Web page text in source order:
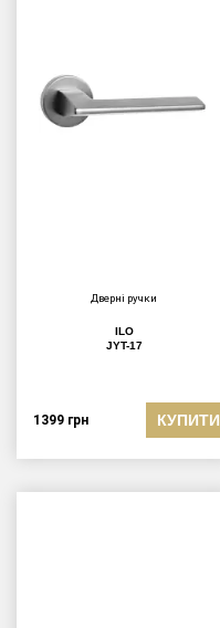
Дверні ручки
ILO
JYT-17
1399 грн КУПИТИ